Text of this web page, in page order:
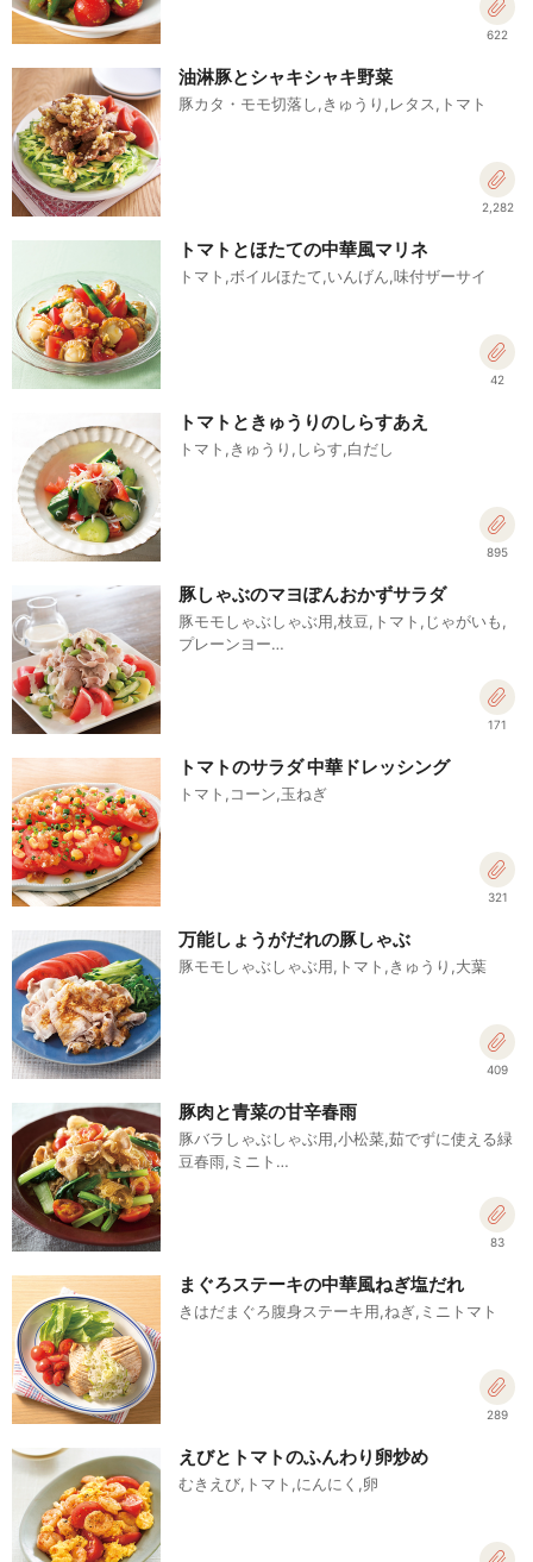
622
油淋豚とシャキシャキ野菜
豚カタ・モモ切落し,きゅうり,レタス,トマト
2,282
トマトとほたての中華風マリネ
トマト,ボイルほたて,いんげん,味付ザーサイ
42
トマトときゅうりのしらすあえ
トマト,きゅうり,しらす,白だし
895
豚しゃぶのマヨぽんおかずサラダ
豚モモしゃぶしゃぶ用,枝豆,トマト,じゃがいも,
プレーンヨー…
171
トマトのサラダ 中華ドレッシング
トマト,コーン,玉ねぎ
321
万能しょうがだれの豚しゃぶ
豚モモしゃぶしゃぶ用,トマト,きゅうり,大葉
409
豚肉と青菜の甘辛春雨
豚バラしゃぶしゃぶ用,小松菜,茹でずに使える緑
豆春雨,ミニト…
83
まぐろステーキの中華風ねぎ塩だれ
きはだまぐろ腹身ステーキ用,ねぎ,ミニトマト
289
えびとトマトのふんわり卵炒め
むきえび,トマト,にんにく,卵